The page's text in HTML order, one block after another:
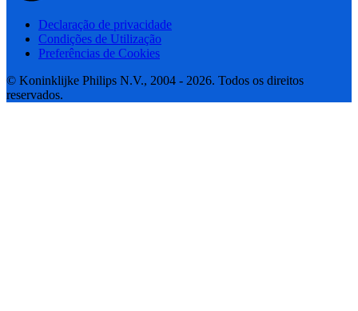
Declaração de privacidade
Condições de Utilização
Preferências de Cookies
© Koninklijke Philips N.V., 2004 - 2026. Todos os direitos
reservados.